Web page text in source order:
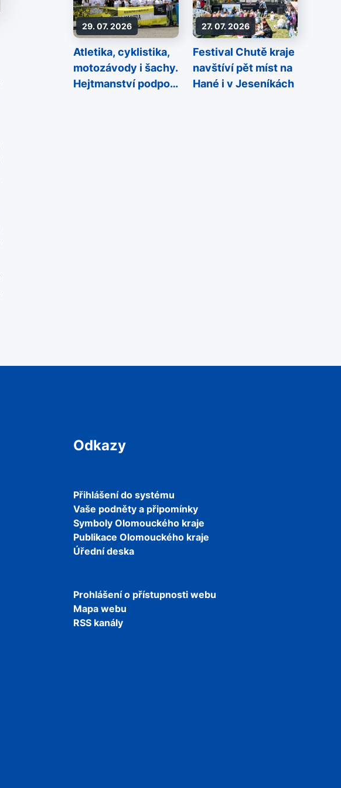
29. 07. 2026
Atletika, cyklistika,
motozávody i šachy.
Hejtmanství podpoří
27. 07. 2026
Festival Chutě kraje
navštíví pět míst na
Hané i v Jeseníkách
Odkazy
Přihlášení do systému
Vaše podněty a připomínky
Symboly Olomouckého kraje
Publikace Olomouckého kraje
Úřední deska
Prohlášení o přístupnosti webu
Mapa webu
RSS kanály